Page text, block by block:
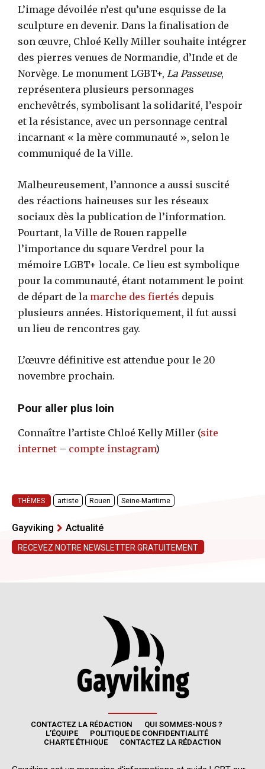
CONTACTEZ LA RÉDACTION
QUI SOMMES-NOUS ?
L’ÉQUIPE
POLITIQUE DE CONFIDENTIALITÉ
CHARTE ÉTHIQUE
CONTACTEZ LA RÉDACTION